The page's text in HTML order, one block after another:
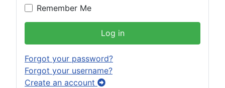
Remember Me
Log in
Forgot your password?
Forgot your username?
Create an account